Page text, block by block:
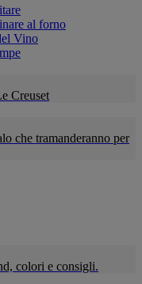
al forno
Vino
Creuset
che tramanderanno per
colori e consigli.